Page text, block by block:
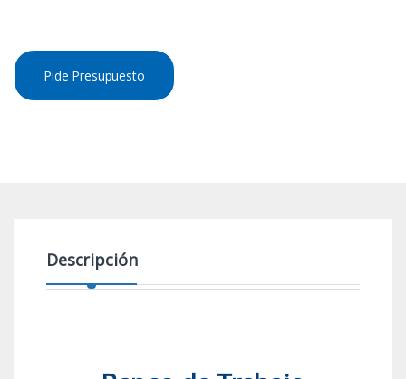
Pide Presupuesto
Descripción